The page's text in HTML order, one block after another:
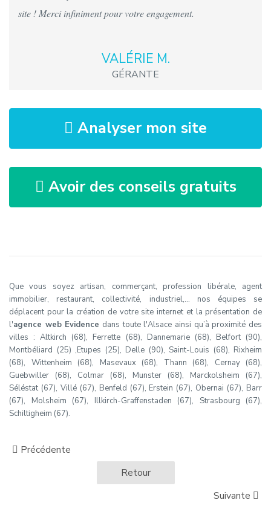
site ! Merci infiniment pour votre engagement.
VALÉRIE M.
GÉRANTE
Analyser mon site
Avoir des conseils gratuits
Que vous soyez artisan, commerçant, profession libérale, agent
immobilier, restaurant, collectivité, industriel,… nos équipes se
déplacent pour la création de votre site internet et la présentation de
l'agence web Evidence dans toute l'Alsace ainsi qu’à proximité des
villes : Altkirch (68), Ferrette (68), Dannemarie (68), Belfort (90),
Montbéliard (25) ,Etupes (25), Delle (90), Saint-Louis (68), Rixheim
(68), Wittenheim (68), Masevaux (68), Thann (68), Cernay (68),
Guebwiller (68), Colmar (68), Munster (68), Marckolsheim (67),
Séléstat (67), Villé (67), Benfeld (67), Erstein (67), Obernai (67), Barr
(67), Molsheim (67), Illkirch-Graffenstaden (67), Strasbourg (67),
Schiltigheim (67).
Précédente
Retour
Suivante